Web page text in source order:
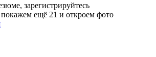
зарегистрируйтесь
ещё 21 и откроем фото